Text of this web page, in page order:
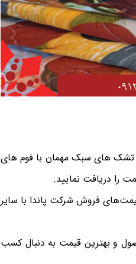
تشک های سبک مهمان با فوم های
را دریافت نمایید.
فروش شرکت پاندا با سایر
و بهترین قیمت به دنبال کسب